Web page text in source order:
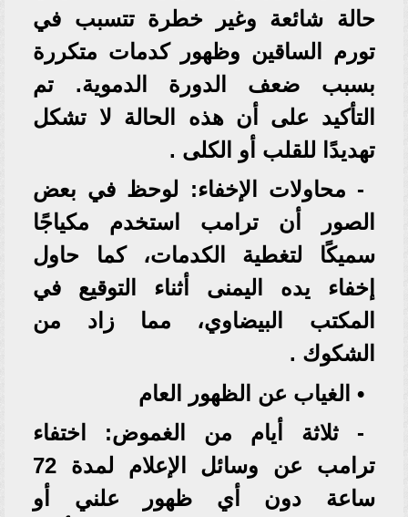
حالة شائعة وغير خطرة تتسبب في
تورم الساقين وظهور كدمات متكررة
بسبب ضعف الدورة الدموية. تم
التأكيد على أن هذه الحالة لا تشكل
تهديدًا للقلب أو الكلى .
- محاولات الإخفاء: لوحظ في بعض
الصور أن ترامب استخدم مكياجًا
سميكًا لتغطية الكدمات، كما حاول
إخفاء يده اليمنى أثناء التوقيع في
المكتب البيضاوي، مما زاد من
الشكوك .
• الغياب عن الظهور العام
- ثلاثة أيام من الغموض: اختفاء
ترامب عن وسائل الإعلام لمدة 72
ساعة دون أي ظهور علني أو